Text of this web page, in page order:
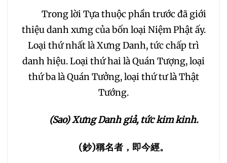
180 181 182 183
184 185 186 187
188 189 190 191
194
Trong lời Tựa thuộc phần trước đã giới
thiệu danh xưng của bốn loại Niệm Phật ấy.
Loại thứ nhất là Xưng Danh, tức chấp trì
danh hiệu. Loại thứ hai là Quán Tượng, loại
thứ ba là Quán Tưởng, loại thứ tư là Thật
Tướng.
(Sao) Xưng Danh giả, tức kim kinh.
(鈔)稱名者，即今經。